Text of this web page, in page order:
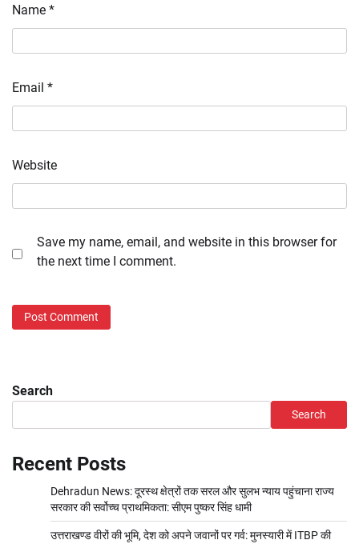
Name *
Email *
Website
Save my name, email, and website in this browser for
the next time I comment.
Search
Search
Recent Posts
Dehradun News: दूरस्थ क्षेत्रों तक सरल और सुलभ न्याय पहुंचाना राज्य
सरकार की सर्वोच्च प्राथमिकता: सीएम पुष्कर सिंह धामी
उत्तराखण्ड वीरों की भूमि, देश को अपने जवानों पर गर्व: मुनस्यारी में ITBP की